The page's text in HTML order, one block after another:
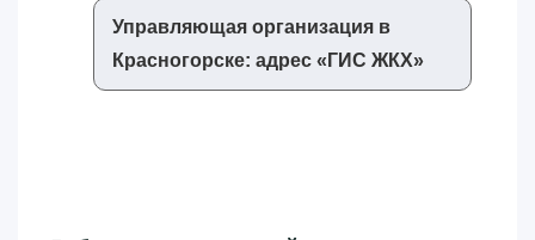
Управляющая организация в
Красногорске: адрес «‎ГИС ЖКХ»‎